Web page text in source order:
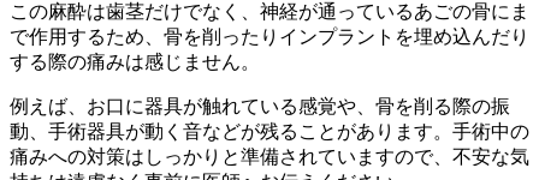
この麻酔は歯茎だけでなく、神経が通っているあごの骨にま
で作用するため、骨を削ったりインプラントを埋め込んだり
する際の痛みは感じません。
例えば、お口に器具が触れている感覚や、骨を削る際の振
動、手術器具が動く音などが残ることがあります。手術中の
痛みへの対策はしっかりと準備されていますので、不安な気